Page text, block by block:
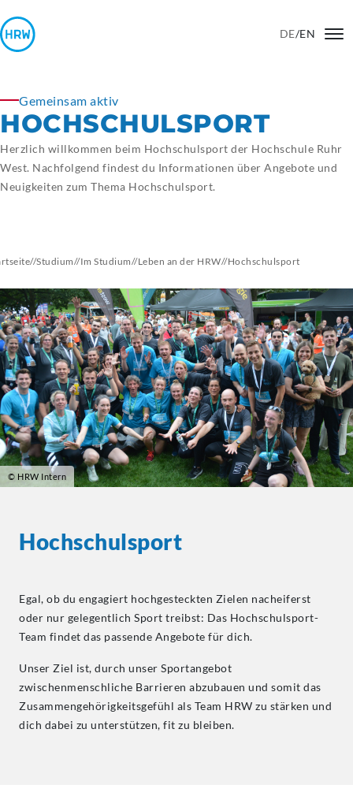
DE/EN
Gemeinsam aktiv
HOCHSCHULSPORT
Herzlich willkommen beim Hochschulsport der Hochschule Ruhr
West. Nachfolgend findest du Informationen über Angebote und
Neuigkeiten zum Thema Hochschulsport.
//Studium//Im Studium//Leben an der HRW//Hochschulsport
© HRW Intern
Hochschulsport
Egal, ob du engagiert hochgesteckten Zielen nacheiferst
oder nur gelegentlich Sport treibst: Das Hochschulsport-
Team findet das passende Angebote für dich.
Unser Ziel ist, durch unser Sportangebot
zwischenmenschliche Barrieren abzubauen und somit das
Zusammengehörigkeitsgefühl als Team HRW zu stärken und
dich dabei zu unterstützen, fit zu bleiben.